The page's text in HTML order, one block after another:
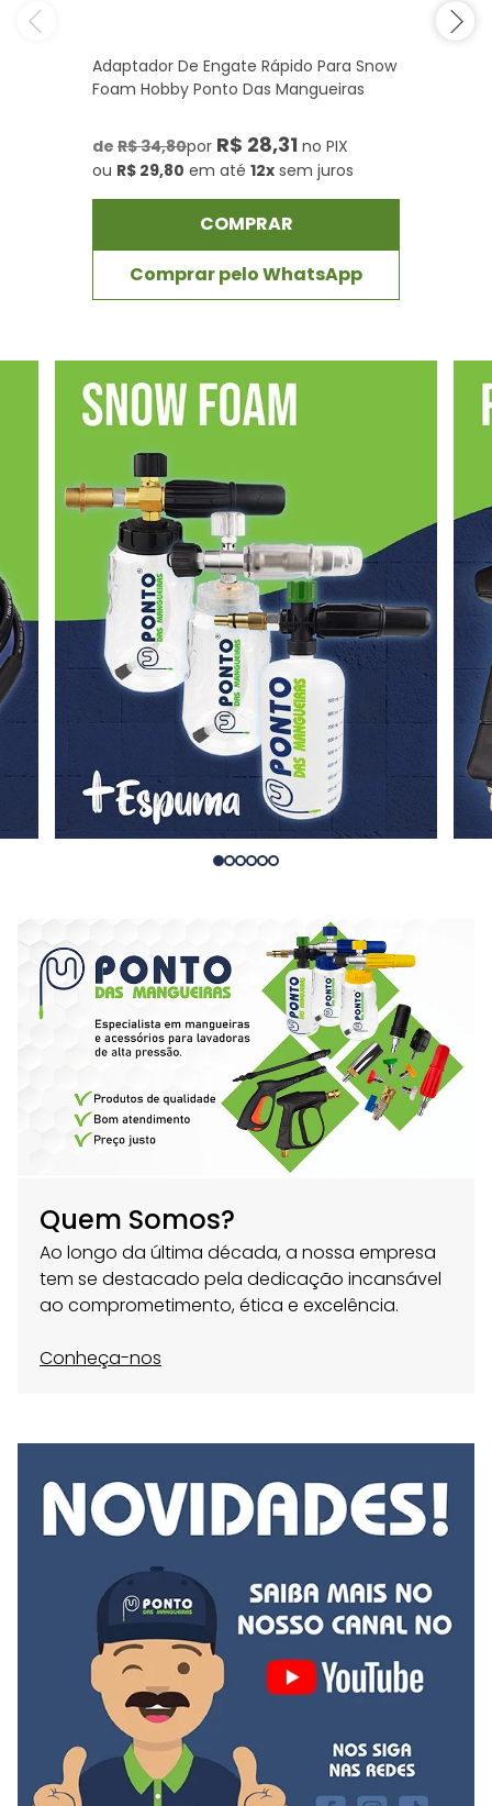
Adaptador De Engate Rápido Para Snow
Foam Hobby Ponto Das Mangueiras
de R$ 34,80por R$ 28,31 no PIX
ou R$ 29,80 em até 12x sem juros
COMPRAR
Comprar pelo WhatsApp
Quem Somos?
Ao longo da última década, a nossa empresa
tem se destacado pela dedicação incansável
ao comprometimento, ética e excelência.
Conheça-nos